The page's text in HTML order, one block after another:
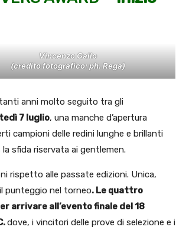
Vincenzo Gallo
(credito fotografico: ph. Rega)
anni molto seguito tra gli
7 luglio, una manche d’apertura
campioni delle redini lunghe e brillanti
sfida riservata ai gentlemen.
rispetto alle passate edizioni. Unica,
punteggio nel torneo. Le quattro
arrivare all’evento finale del 18
dove, i vincitori delle prove di selezione e i